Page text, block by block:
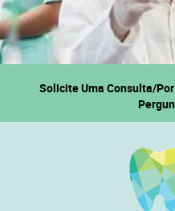
Solicite Uma Consulta/